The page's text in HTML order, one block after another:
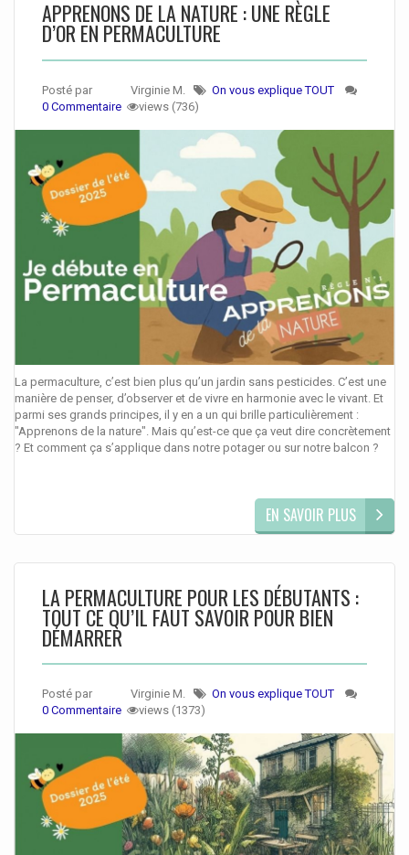
APPRENONS DE LA NATURE : UNE RÈGLE
D’OR EN PERMACULTURE
Posté par Virginie M.
On vous explique TOUT
0 Commentaire
views (736)
La permaculture, c’est bien plus qu’un jardin sans pesticides. C’est une
manière de penser, d’observer et de vivre en harmonie avec le vivant. Et
parmi ses grands principes, il y en a un qui brille particulièrement :
"Apprenons de la nature". Mais qu’est-ce que ça veut dire concrètement
? Et comment ça s’applique dans notre potager ou sur notre balcon ?
EN SAVOIR PLUS
LA PERMACULTURE POUR LES DÉBUTANTS :
TOUT CE QU’IL FAUT SAVOIR POUR BIEN
DÉMARRER
Posté par Virginie M.
On vous explique TOUT
0 Commentaire
views (1373)